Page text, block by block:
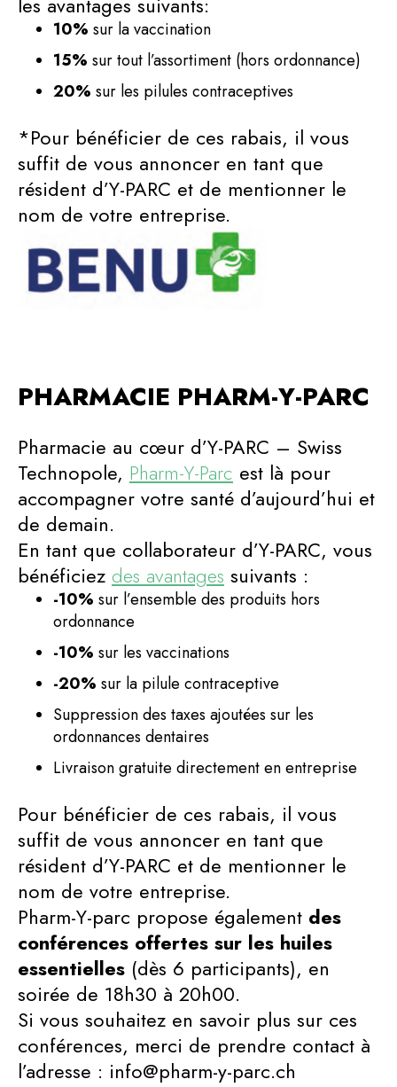
10% sur la vaccination
15% sur tout l’assortiment (hors ordonnance)
20% sur les pilules contraceptives
*Pour bénéficier de ces rabais, il vous
suffit de vous annoncer en tant que
résident d’Y-PARC et de mentionner le
nom de votre entreprise.
PHARMACIE PHARM-Y-PARC
Pharmacie au cœur d’Y-PARC – Swiss
Technopole, Pharm-Y-Parc est là pour
accompagner votre santé d’aujourd’hui et
de demain.
En tant que collaborateur d’Y-PARC, vous
bénéficiez des avantages suivants :
-10% sur l’ensemble des produits hors
ordonnance
-10% sur les vaccinations
-20% sur la pilule contraceptive
Suppression des taxes ajoutées sur les
ordonnances dentaires
Livraison gratuite directement en entreprise
Pour bénéficier de ces rabais, il vous
suffit de vous annoncer en tant que
résident d’Y-PARC et de mentionner le
nom de votre entreprise.
Pharm-Y-parc propose également des
conférences offertes sur les huiles
essentielles (dès 6 participants), en
soirée de 18h30 à 20h00.
Si vous souhaitez en savoir plus sur ces
conférences, merci de prendre contact à
l’adresse : info@pharm-y-parc.ch